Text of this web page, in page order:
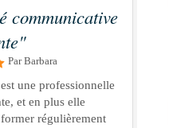
communicative
Par Barbara
une professionnelle
et en plus elle
régulièrement